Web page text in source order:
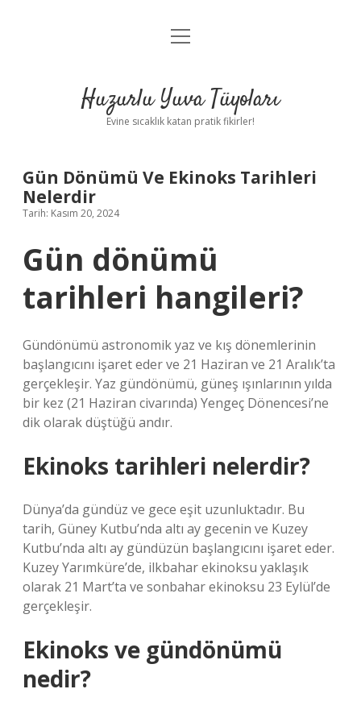
Anasayfa
Yasal Uyarı
menüyü
Huzurlu Yuva Tüyoları
Evine sıcaklık katan pratik fikirler!
Gün Dönümü Ve Ekinoks Tarihleri
Nelerdir
Tarih: Kasım 20, 2024
Gün dönümü
tarihleri hangileri?
Gündönümü astronomik yaz ve kış dönemlerinin
başlangıcını işaret eder ve 21 Haziran ve 21 Aralık’ta
gerçekleşir. Yaz gündönümü, güneş ışınlarının yılda
bir kez (21 Haziran civarında) Yengeç Dönencesi’ne
dik olarak düştüğü andır.
Ekinoks tarihleri nelerdir?
Dünya’da gündüz ve gece eşit uzunluktadır. Bu
tarih, Güney Kutbu’nda altı ay gecenin ve Kuzey
Kutbu’nda altı ay gündüzün başlangıcını işaret eder.
Kuzey Yarımküre’de, ilkbahar ekinoksu yaklaşık
olarak 21 Mart’ta ve sonbahar ekinoksu 23 Eylül’de
gerçekleşir.
Ekinoks ve gündönümü
nedir?